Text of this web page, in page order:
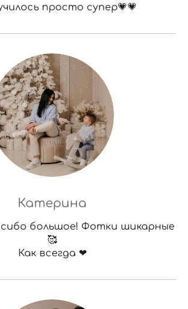
просто супер💗💗
Катерина
большое! Фотки шикарные
🥰
Как всегда ❤